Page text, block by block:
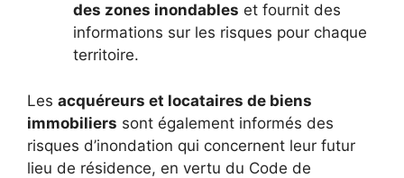
des zones inondables et fournit des
informations sur les risques pour chaque
territoire.
Les acquéreurs et locataires de biens
immobiliers sont également informés des
risques d’inondation qui concernent leur futur
lieu de résidence, en vertu du Code de